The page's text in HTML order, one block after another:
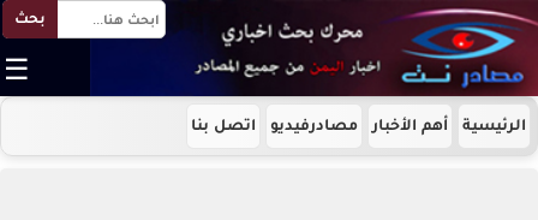
بحث
☰
الرئيسية أهم الأخبار مصادرفيديو اتصل بنا